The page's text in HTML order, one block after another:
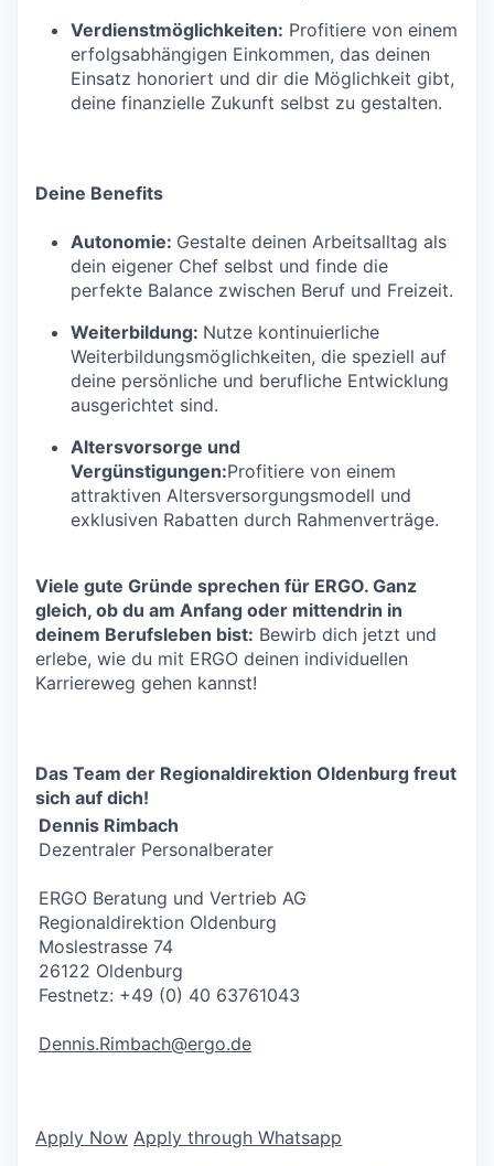
Verdienstmöglichkeiten: Profitiere von einem
erfolgsabhängigen Einkommen, das deinen
Einsatz honoriert und dir die Möglichkeit gibt,
deine finanzielle Zukunft selbst zu gestalten.
Deine Benefits
Autonomie: Gestalte deinen Arbeitsalltag als
dein eigener Chef selbst und finde die
perfekte Balance zwischen Beruf und Freizeit.
Weiterbildung: Nutze kontinuierliche
Weiterbildungsmöglichkeiten, die speziell auf
deine persönliche und berufliche Entwicklung
ausgerichtet sind.
Altersvorsorge und
Vergünstigungen:Profitiere von einem
attraktiven Altersversorgungsmodell und
exklusiven Rabatten durch Rahmenverträge.
Viele gute Gründe sprechen für ERGO. Ganz
gleich, ob du am Anfang oder mittendrin in
deinem Berufsleben bist: Bewirb dich jetzt und
erlebe, wie du mit ERGO deinen individuellen
Karriereweg gehen kannst!
Das Team der Regionaldirektion Oldenburg freut
sich auf dich!
Dennis Rimbach
Dezentraler Personalberater
ERGO Beratung und Vertrieb AG
Regionaldirektion Oldenburg
Moslestrasse 74
26122 Oldenburg
Festnetz: +49 (0) 40 63761043
Dennis.Rimbach@ergo.de
Apply Now Apply through Whatsapp